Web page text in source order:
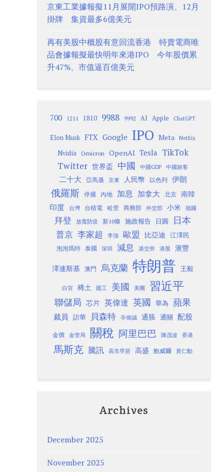
京東工業據報擬11月展開IPO預路演、12月
掛牌 集資最多6億美元
再有美股中概股有意回流香港 特賣電商唯
品會據報擬最快明年來港IPO 今年股價累
升47%、市值逼百億美元
700 1211 1810 9988 9992 AI Apple ChatGPT
Elon Musk FTX Google IPO Meta Netflix
Nvidia Omicron OpenAI Tesla TikTok
Twitter 世界盃 中國 中國GDP 中國旅客
二十大 亞馬遜 京東 人民幣 以色列 伊朗
俄羅斯 停擺 內地 加息 加拿大 北京
南韓
印度
台灣 台積電 哈里 商務部 外交部 小米 德國
拜登 放寬防疫 新10條 施政報告 日圓 日本
普京 李家超 李強 歐盟 比亞迪 江澤民
泡泡瑪特 泰國 深圳 減息 港交所 港股 滙豐
澤連斯基 澳門 烏克蘭 特朗普 王毅
白宮 稀土 罷工 美國 美團 習近平
聯儲局 芯片 英偉達 英國 華為 蘋果
裁員 訪華 貝森特 辛偉誠 通脹 通關 配股
金價 金管局 關稅 阿里巴巴 陳茂波 香港
馬斯克 騰訊 高市早苗 高盛 鮑威爾 黃仁勳
Archives
December 2025
November 2025